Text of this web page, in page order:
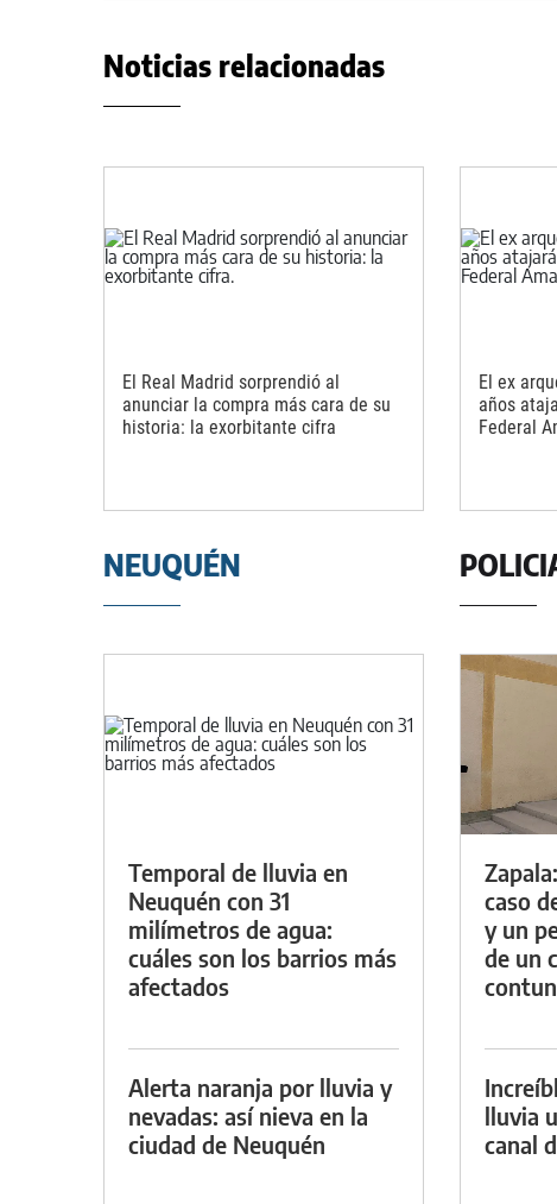
Noticias relacionadas
El Real Madrid sorprendió al
anunciar la compra más cara de su
historia: la exorbitante cifra
El ex
años
Federal
NEUQUÉN
Temporal de lluvia en
Neuquén con 31
milímetros de agua:
cuáles son los barrios más
afectados
Alerta naranja por lluvia y
nevadas: así nieva en la
ciudad de Neuquén
caso
y un
de un
lluvia
canal